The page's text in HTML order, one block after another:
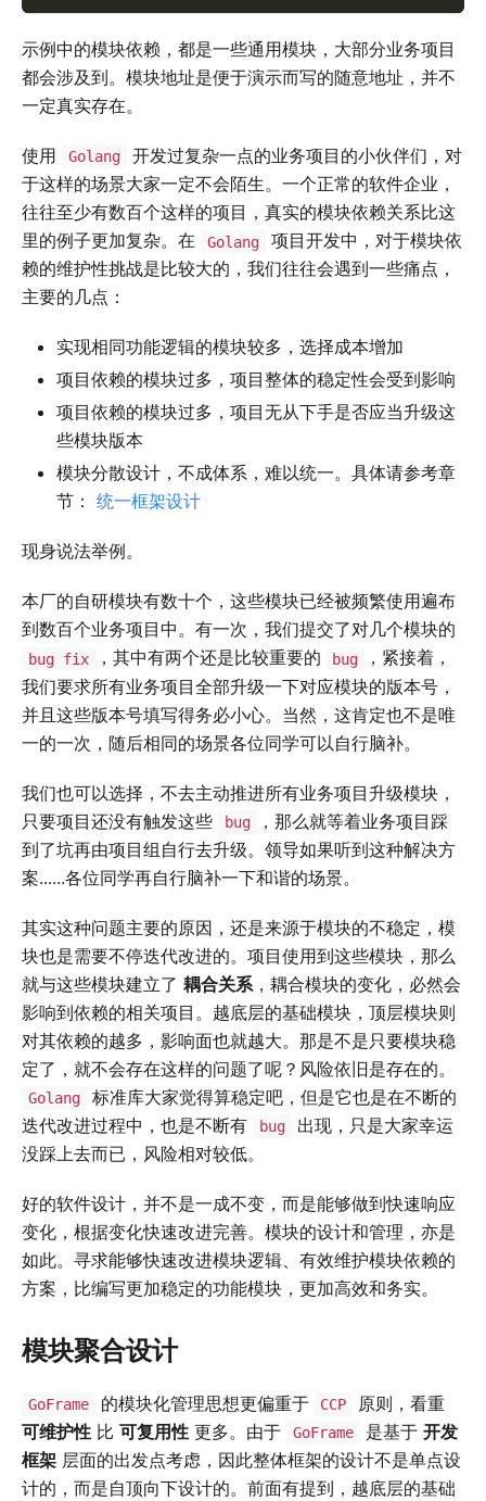
示例中的模块依赖，都是一些通用模块，大部分业务项目
都会涉及到。模块地址是便于演示而写的随意地址，并不
一定真实存在。
使用 Golang
开发过复杂一点的业务项目的小伙伴们，对
于这样的场景大家一定不会陌生。一个正常的软件企业，
往往至少有数百个这样的项目，真实的模块依赖关系比这
里的例子更加复杂。在
Golang
项目开发中，对于模块依
赖的维护性挑战是比较大的，我们往往会遇到一些痛点，
主要的几点：
实现相同功能逻辑的模块较多，选择成本增加
项目依赖的模块过多，项目整体的稳定性会受到影响
项目依赖的模块过多，项目无从下手是否应当升级这
些模块版本
模块分散设计，不成体系，难以统一。具体请参考章
节： 统一框架设计
现身说法举例。
本厂的自研模块有数十个，这些模块已经被频繁使用遍布
到数百个业务项目中。有一次，我们提交了对几个模块的
bug fix ，其中有两个还是比较重要的 bug
，紧接着，
我们要求所有业务项目全部升级一下对应模块的版本号，
并且这些版本号填写得务必小心。当然，这肯定也不是唯
一的一次，随后相同的场景各位同学可以自行脑补。
我们也可以选择，不去主动推进所有业务项目升级模块，
只要项目还没有触发这些
bug
，那么就等着业务项目踩
到了坑再由项目组自行去升级。领导如果听到这种解决方
案......各位同学再自行脑补一下和谐的场景。
其实这种问题主要的原因，还是来源于模块的不稳定，模
块也是需要不停迭代改进的。项目使用到这些模块，那么
就与这些模块建立了 耦合关系 ，耦合模块的变化，必然会
影响到依赖的相关项目。越底层的基础模块，顶层模块则
对其依赖的越多，影响面也就越大。那是不是只要模块稳
定了，就不会存在这样的问题了呢？风险依旧是存在的。
Golang
标准库大家觉得算稳定吧，但是它也是在不断的
迭代改进过程中，也是不断有
bug
出现，只是大家幸运
没踩上去而已，风险相对较低。
好的软件设计，并不是一成不变，而是能够做到快速响应
变化，根据变化快速改进完善。模块的设计和管理，亦是
如此。寻求能够快速改进模块逻辑、有效维护模块依赖的
方案，比编写更加稳定的功能模块，更加高效和务实。
模块聚合设计
GoFrame 的模块化管理思想更偏重于 CCP
原则，看重
可维护性 比 可复用性 更多。由于 GoFrame 是基于 开发
框架 层面的出发点考虑，因此整体框架的设计不是单点设
计的，而是自顶向下设计的。前面有提到，越底层的基础